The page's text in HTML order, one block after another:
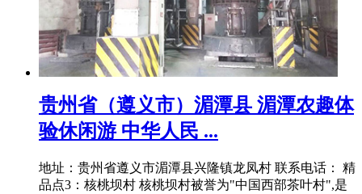
贵州省（遵义市）湄潭县 湄潭农趣体
验休闲游 中华人民 ...
地址：贵州省遵义市湄潭县兴隆镇龙凤村 联系电话： 精
品点3：核桃坝村 核桃坝村被誉为"中国西部茶叶村",是